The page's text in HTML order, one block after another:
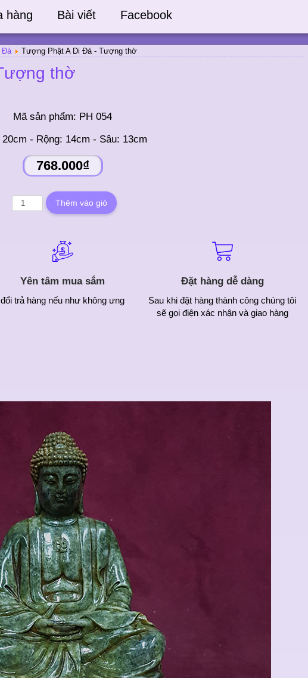
hàng Bài viết Facebook
Đà Tượng Phật A Di Đà - Tượng thờ
thờ
Mã sản phẩm: PH 054
20cm - Rộng: 14cm - Sâu: 13cm
768.000₫
Yên tâm mua sắm
đổi trả hàng nếu như không ưng
Đặt hàng dễ dàng
Sau khi đặt hàng thành công chúng tôi
sẽ gọi điện xác nhận và giao hàng